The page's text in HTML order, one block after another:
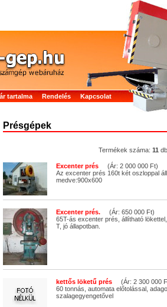
tartalma Rendelés
Kapcsolat
Présgépek
Termékek száma: 11 db
Excenter prés (Ár: 2 000 000 Ft)
Az excenter prés 160t két oszloppal
medve:900x600
Excenter prés. (Ár: 650 000 Ft)
65T-ás excenter prés, állítható
T, jó állapotban.
kettős löketű prés (Ár: 2 300 000
60 tonnás, automata előtolással,
szalagegyengetővel